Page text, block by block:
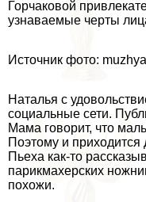
Горчаковой
узнаваемые черты
Источник фото:
Наталья с
социальные сети.
Мама говорит, что
Поэтому и приходится
Пьеха как-то
парикмахерских
похожи.